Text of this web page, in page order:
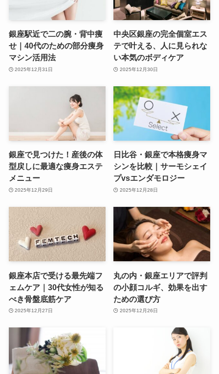
銀座駅近で二の腕・背中痩
せ｜40代のための部分痩身
マシン活用法
2025年12月31日
中央区銀座の完全個室エス
テで叶える、人に見られな
い本気のボディケア
2025年12月30日
銀座で見つけた！産後の体
型戻しに最適な痩身エステ
メニュー
2025年12月29日
日比谷・銀座で本格痩身マ
シンを比較｜サーモシェイ
プvsエンダモロジー
2025年12月28日
銀座本店で受ける最先端フ
ェムケア｜30代女性が知る
べき骨盤底筋ケア
2025年12月27日
丸の内・銀座エリアで評判
の小顔コルギ、効果を出す
ための選び方
2025年12月26日